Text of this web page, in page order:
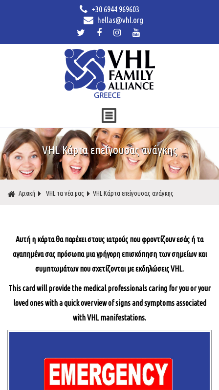
+30 6944 969603
hellas@vhl.org
VHL Κάρτα επείγουσας ανάγκης
Αρχική VHL τα νέα μας VHL Κάρτα επείγουσας ανάγκης
Αυτή η κάρτα θα παρέχει στους ιατρούς που φροντίζουν εσάς ή τα
αγαπημένα σας πρόσωπα μια γρήγορη επισκόπηση των σημείων και
συμπτωμάτων που σχετίζονται με εκδηλώσεις VHL.
This card will provide the medical professionals caring for you or your
loved ones with a quick overview of signs and symptoms associated
with VHL manifestations.